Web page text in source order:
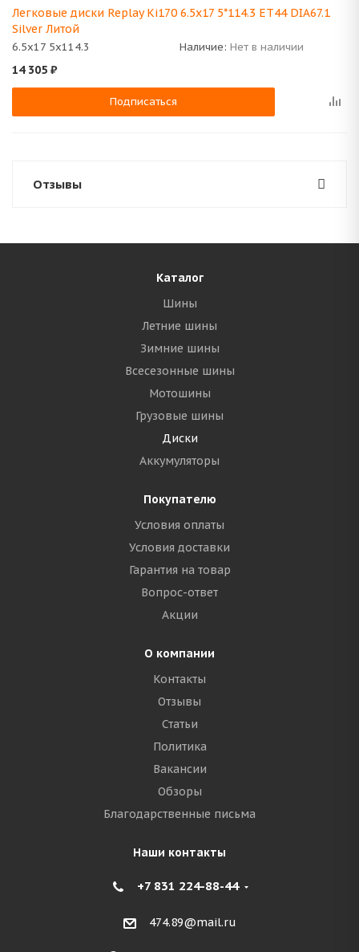
Легковые диски Replay Ki170 6.5x17 5*114.3 ET44 DIA67.1
Silver Литой
6.5x17 5x114.3 Наличие: Нет в наличии
14 305 ₽
Подписаться
Отзывы
Каталог
Шины
Летние шины
Зимние шины
Всесезонные шины
Мотошины
Грузовые шины
Диски
Аккумуляторы
Покупателю
Условия оплаты
Условия доставки
Гарантия на товар
Вопрос-ответ
Акции
О компании
Контакты
Отзывы
Статьи
Политика
Вакансии
Обзоры
Благодарственные письма
Наши контакты
+7 831 224-88-44
474.89@mail.ru